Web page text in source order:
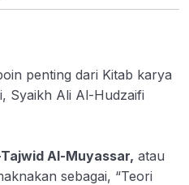
penting dari Kitab karya
Syaikh Ali Al-Hudzaifi
Al-Muyassar, atau
sebagai, “Teori